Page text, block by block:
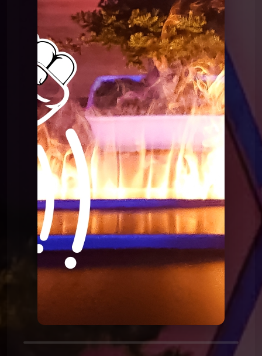
Le Poing G Le Point G! 2 L'amour en public
Le Poing G Le point G! 2 Le fantasme de la plage
Le Poing G Le Point G! La laliophilie
Le Poing G Le Point G! 2 La sidérodromophilie
Le Poing G Le Point G! La soceraphilie
Le Poing G Le Point G! 2 La forniphilie
Le Point G! 2 L’hypnophilie